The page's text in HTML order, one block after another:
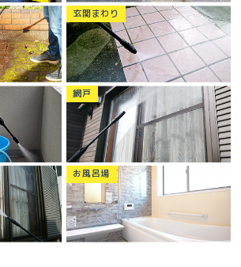
玄関まわり
網戸
お風呂場